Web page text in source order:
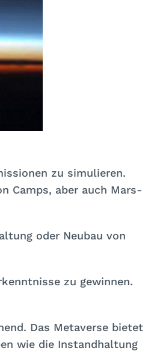
zu simulieren.
Camps, aber auch Mars-
oder Neubau von
zu gewinnen.
Das Metaverse bietet
wie die Instandhaltung